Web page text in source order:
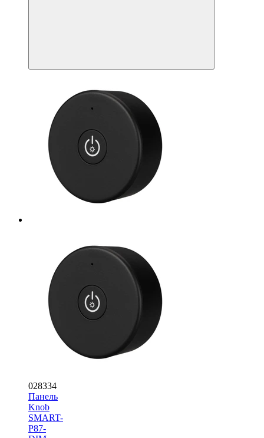
028334
Панель
Knob
SMART-
P87-